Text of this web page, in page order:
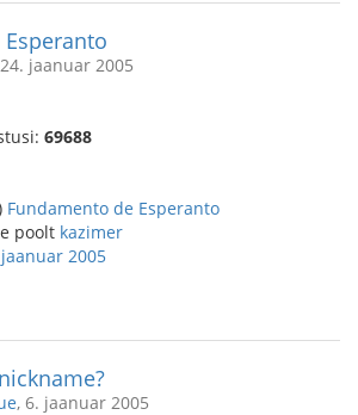
jaanuar 2005
69688
Fundamento de Esperanto
poolt kazimer
2005
, 6. jaanuar 2005